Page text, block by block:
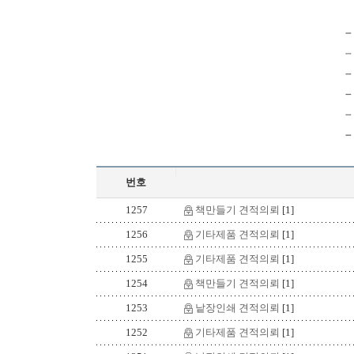
번호
1257 책만들기 견적의뢰 [1]
1256 기타제품 견적의뢰 [1]
1255 기타제품 견적의뢰 [1]
1254 책만들기 견적의뢰 [1]
1253 낱장인쇄 견적의뢰 [1]
1252 기타제품 견적의뢰 [1]